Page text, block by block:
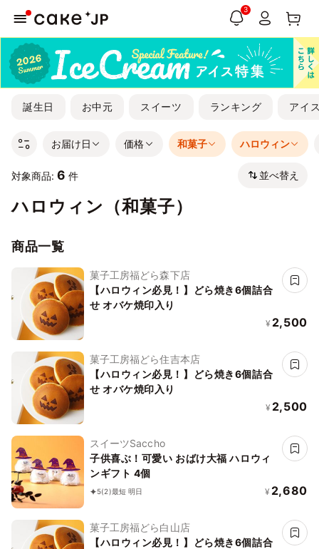
3
誕生日 お中元 スイーツ ランキング アイ
お届け日 価格 和菓子 ハロウィン
対象商品: 6 件 並べ替え
ハロウィン（和菓子）
商品一覧
菓子工房福どら森下店
【ハロウィン必見！】どら焼き6個詰合
せ オバケ焼印入り
¥ 2,500
菓子工房福どら住吉本店
【ハロウィン必見！】どら焼き6個詰合
せ オバケ焼印入り
¥ 2,500
スイーツSaccho
子供喜ぶ！可愛い おばけ大福 ハロウィ
ンギフト 4個
5(2)最短 明日 ¥ 2,680
菓子工房福どら白山店
【ハロウィン必見！】どら焼き6個詰合